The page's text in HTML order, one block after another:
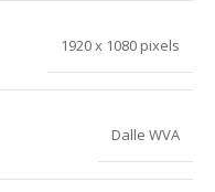
1920 x 1080 pixels
Dalle WVA